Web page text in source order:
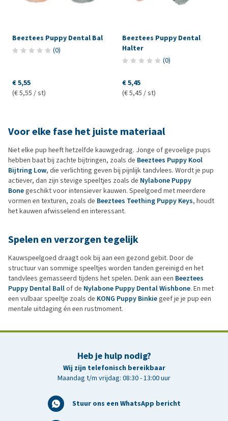
Beeztees Puppy Dental Bal
(0)
€ 5,55
(€ 5,55 / st)
Beeztees Puppy Dental
Halter
(0)
€ 5,45
(€ 5,45 / st)
Voor elke fase het juiste materiaal
Niet elke pup heeft hetzelfde kauwgedrag. Jonge of gevoelige pups
hebben baat bij zachte bijtringen, zoals de Beeztees Puppy Kool
Bijtring Low, die verlichting geven bij pijnlijk tandvlees. Wordt je pup
actiever, dan zijn stevige speeltjes zoals de Nylabone Puppy
Bonegeschikt voor intensiever kauwen. Speelgoed met meerdere
vormen en texturen, zoals de Beeztees Teething Puppy Keys, houdt
het kauwen afwisselend en interessant.
Spelen en verzorgen tegelijk
Kauwspeelgoed draagt ook bij aan een gezond gebit. Door de
structuur van sommige speeltjes worden tanden gereinigd en het
tandvlees gemasseerd tijdens het spelen. Denk aan een Beeztees
Puppy Dental Ballof de Nylabone Puppy Dental Wishbone. En met
een vulbaar speeltje zoals de KONG Puppy Binkiegeef je je pup een
mentale uitdaging én een rustmoment.
Heb je hulp nodig?
Wij zijn telefonisch bereikbaar
Maandag t/m vrijdag: 08:30 - 13:00 uur
Stuur ons een WhatsApp bericht